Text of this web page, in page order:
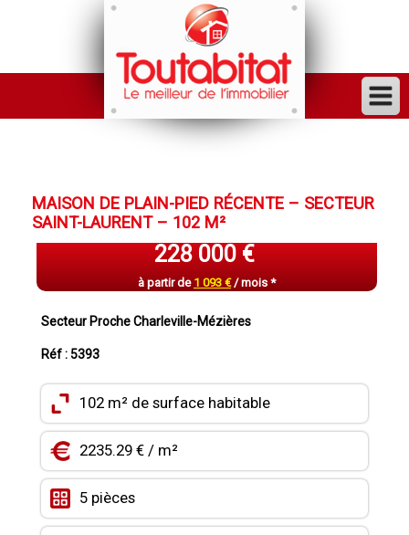
ACHETER
FINANCER
LOUER
GESTION
INVESTISSEUR
CONTACT
MAISON DE PLAIN-PIED RÉCENTE – SECTEUR
SAINT-LAURENT – 102 M²
228 000 €
à partir de 1 093 €/ mois *
Secteur Proche Charleville-Mézières
Réf : 5393
102 m² de surface habitable
2235.29 € / m²
5 pièces